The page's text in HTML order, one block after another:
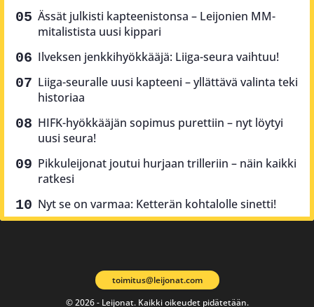
Ässät julkisti kapteenistonsa – Leijonien MM-
mitalistista uusi kippari
Ilveksen jenkkihyökkääjä: Liiga-seura vaihtuu!
Liiga-seuralle uusi kapteeni – yllättävä valinta teki
historiaa
HIFK-hyökkääjän sopimus purettiin – nyt löytyi
uusi seura!
Pikkuleijonat joutui hurjaan trilleriin – näin kaikki
ratkesi
Nyt se on varmaa: Ketterän kohtalolle sinetti!
© 2026 - Leijonat. Kaikki oikeudet pidätetään.
toimitus@leijonat.com